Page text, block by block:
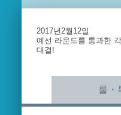
2017년2월12일
예선 라운드를 통과한
대결!
룰・